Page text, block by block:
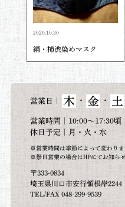
2020.10.30
絹・柿渋染めマスク
営業日 木 ・ 金 ・ 土
営業時間｜10:00～17:30頃
休日予定｜月・火・水
※営業時間は季節によって変わりま
※祭日営業の場合はHPにてお知ら
〒333-0834
埼玉県川口市安行領根岸2244
TEL/FAX 048-299-9539